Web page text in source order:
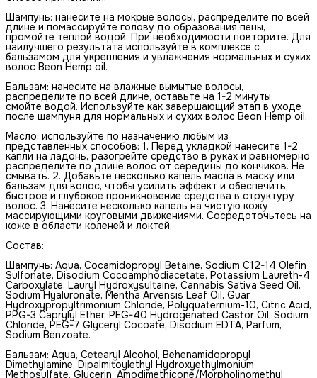
Шампунь: нанесите на мокрые волосы, распределите по всей
длине и помассируйте голову до образования пены,
промойте теплой водой. При необходимости повторите. Для
наилучшего результата используйте в комплексе с
бальзамом для укрепления и увлажнения нормальных и сухих
волос Beоn Hemp oil.
Бальзам: нанесите на влажные вымытые волосы,
распределите по всей длине, оставьте на 1-2 минуты,
смойте водой. Используйте как завершающий этап в уходе
после шампуня для нормальных и сухих волос Beоn Hemp oil.
Масло: используйте по назначению любым из
представленных способов: 1. Перед укладкой нанесите 1-2
капли на ладонь, разогрейте средство в руках и равномерно
распределите по длине волос от середины до кончиков. Не
смывать. 2. Добавьте несколько капель масла в маску или
бальзам для волос, чтобы усилить эффект и обеспечить
быстрое и глубокое проникновение средства в структуру
волос. 3. Нанесите несколько капель на чистую кожу
массирующими круговыми движениями. Сосредоточьтесь на
коже в области коленей и локтей.
Состав:
Шампунь: Aqua, Cocamidopropyl Betaine, Sodium С12-14 Olefin
Sulfonate, Disodium Cocoamphodiacetate, Potassium Laureth-4
Carboxylate, Lauryl Hydroxysultaine, Cannabis Sativa Seed Oil,
Sodium Hyaluronate, Mentha Arvensis Leaf Oil, Guar
Hydroxypropyltrimonium Chloride, Polyquaternium-10, Citric Acid,
PPG-3 Caprylyl Ether, PEG-40 Hydrogenated Сastor Oil, Sodium
Chloride, PEG-7 Glyceryl Cocoate, Disodium EDTA, Parfum,
Sodium Benzoate.
Бальзам: Aqua, Cetearyl Alcohol, Behenamidopropyl
Dimethylamine, Dipalmitoylethyl Hydroxyethylmonium
Methosulfate, Glycerin, Amodimethicone/Morpholinomethyl